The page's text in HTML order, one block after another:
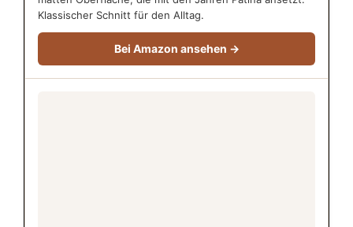
Klassischer Schnitt für den Alltag.
Bei Amazon ansehen →